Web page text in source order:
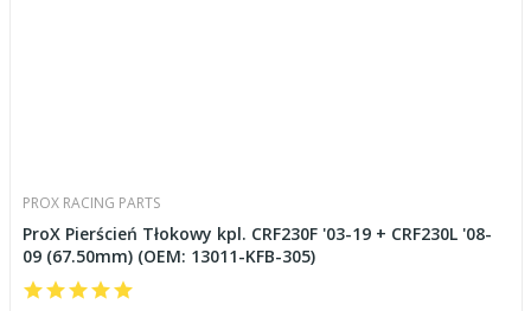
PROX RACING PARTS
ProX Pierścień Tłokowy kpl. CRF230F '03-19 + CRF230L '08-
09 (67.50mm) (OEM: 13011-KFB-305)